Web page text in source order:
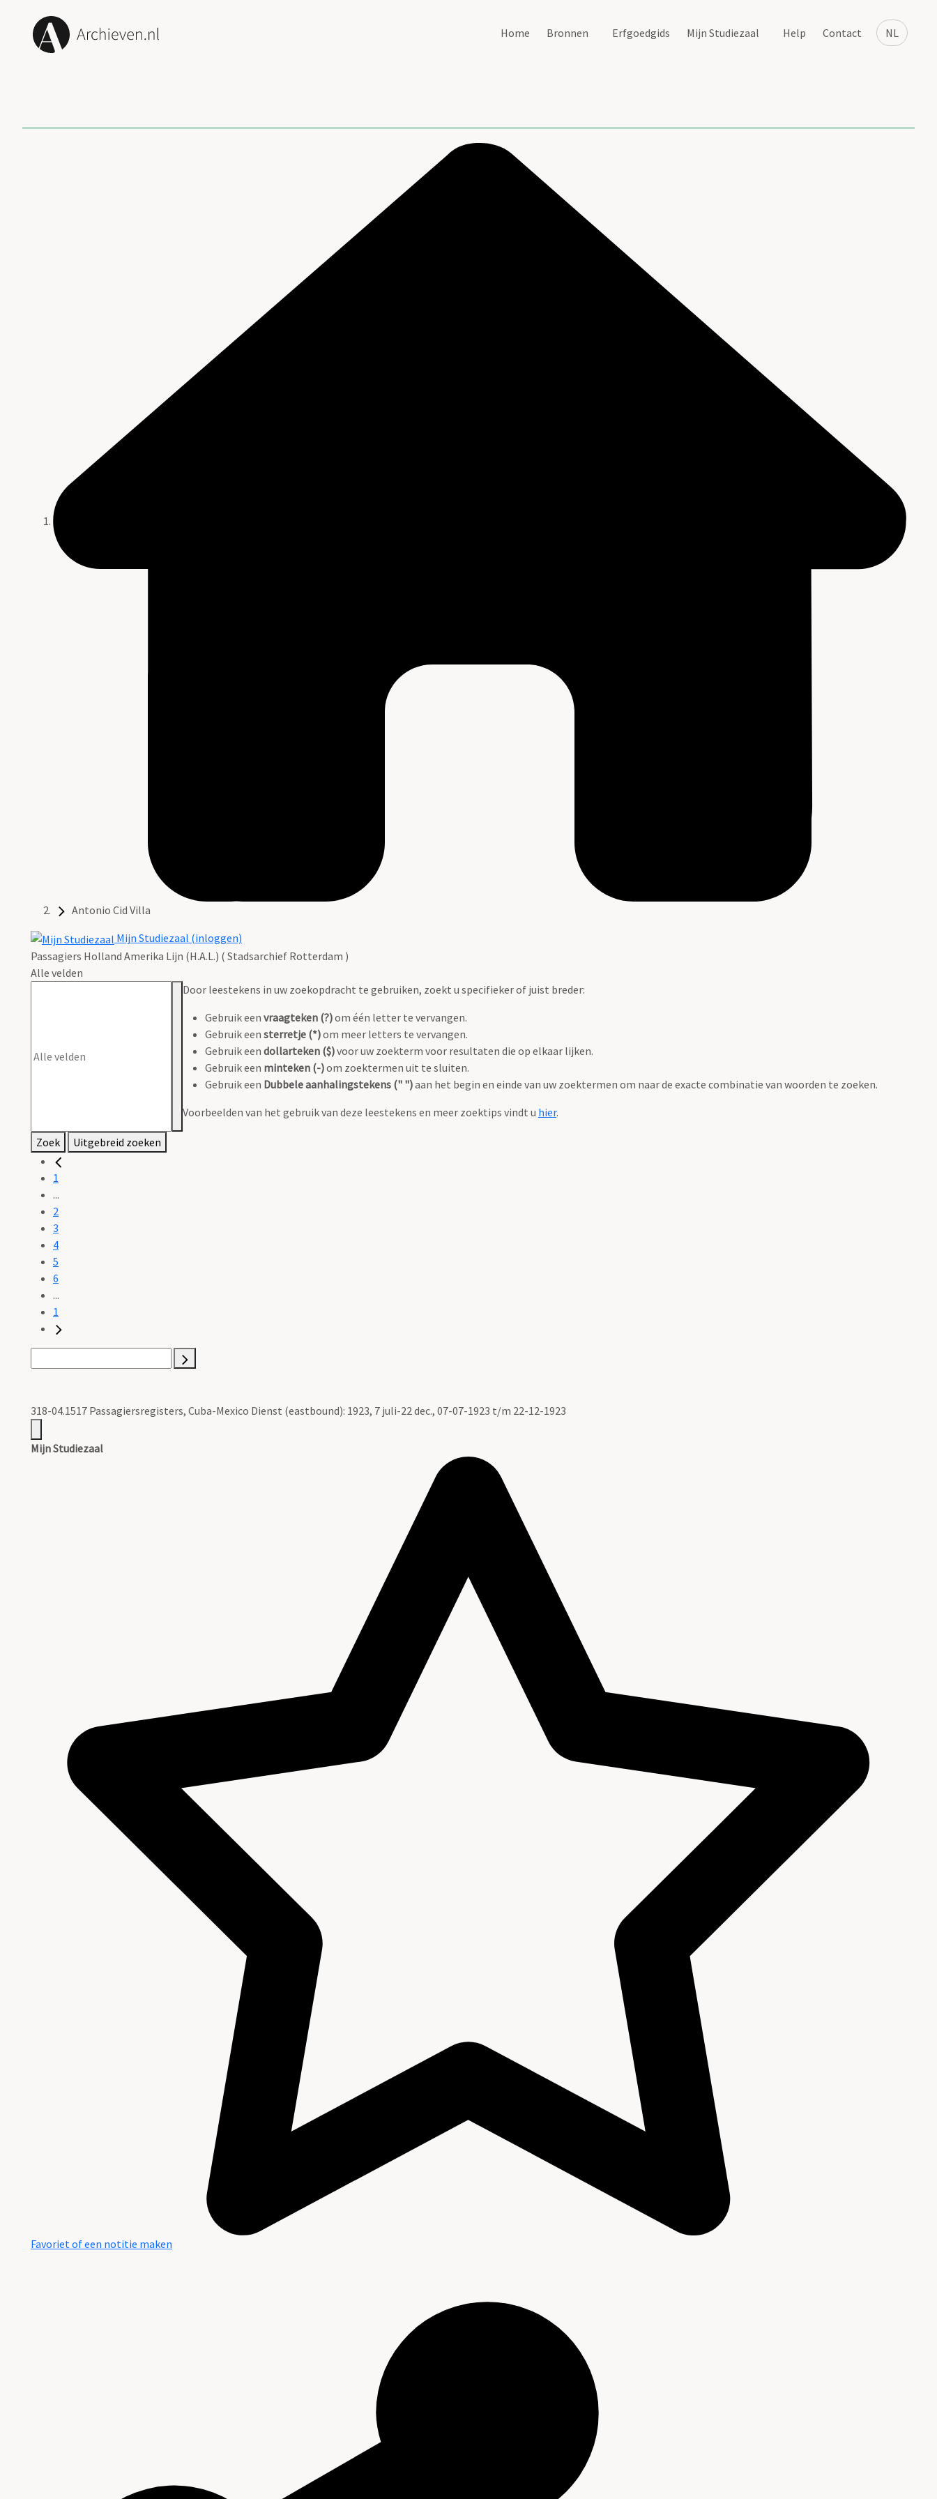
NL
Home Bronnen Erfgoedgids Mijn Studiezaal Help Contact
Antonio Cid Villa
Mijn Studiezaal (inloggen)
Passagiers Holland Amerika Lijn (H.A.L.) ( Stadsarchief Rotterdam )
Alle velden
Door leestekens in uw zoekopdracht te gebruiken, zoekt u specifieker of juist breder:
Gebruik een vraagteken (?)om één letter te vervangen.
Gebruik een sterretje (*)om meer letters te vervangen.
Gebruik een dollarteken ($)voor uw zoekterm voor resultaten die op elkaar lijken.
Gebruik een minteken (-)om zoektermen uit te sluiten.
Gebruik een Dubbele aanhalingstekens (" ")aan het begin en einde van uw zoektermen om naar de exacte combinatie van woorden te zoeken.
Voorbeelden van het gebruik van deze leestekens en meer zoektips vindt u hier.
Zoek Uitgebreid zoeken
1
...
2
3
4
5
6
...
1
318-04.1517 Passagiersregisters, Cuba-Mexico Dienst (eastbound): 1923, 7 juli-22 dec., 07-07-1923 t/m 22-12-1923
Mijn Studiezaal
Favoriet of een notitie maken